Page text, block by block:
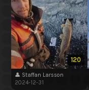
120
👤 Staffan Larsson
2024-12-31